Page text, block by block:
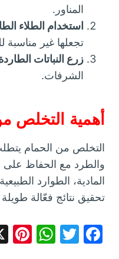
المناور.
استخدام الطلاء
تجعلها غير مناسبة
زرع النباتات
الشرفات.
أهمية التخلص
التخلص من الحمام
والطرد مع الحفاظ على
المادية، الطوارد
تحقيق نتائج فعّالة
F
T
W